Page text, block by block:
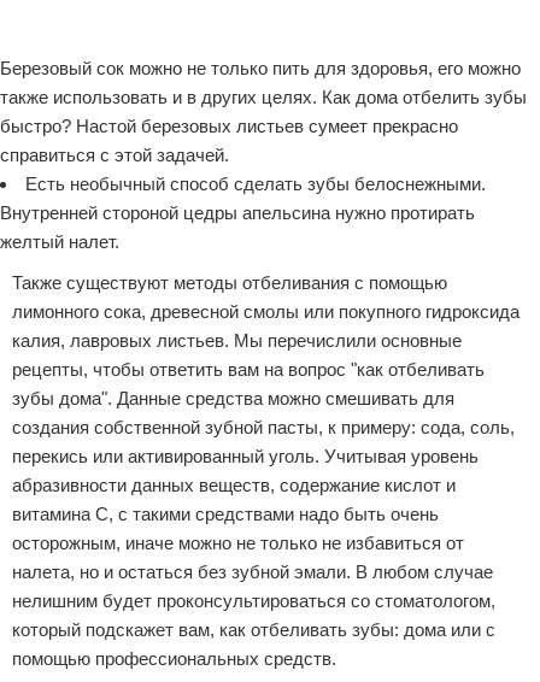
Березовый сок можно не только пить для здоровья, его можно
также использовать и в других целях. Как дома отбелить зубы
быстро? Настой березовых листьев сумеет прекрасно
справиться с этой задачей.
Есть необычный способ сделать зубы белоснежными.
Внутренней стороной цедры апельсина нужно протирать
желтый налет.
Также существуют методы отбеливания с помощью
лимонного сока, древесной смолы или покупного гидроксида
калия, лавровых листьев. Мы перечислили основные
рецепты, чтобы ответить вам на вопрос "как отбеливать
зубы дома". Данные средства можно смешивать для
создания собственной зубной пасты, к примеру: сода, соль,
перекись или активированный уголь. Учитывая уровень
абразивности данных веществ, содержание кислот и
витамина С, с такими средствами надо быть очень
осторожным, иначе можно не только не избавиться от
налета, но и остаться без зубной эмали. В любом случае
нелишним будет проконсультироваться со стоматологом,
который подскажет вам, как отбеливать зубы: дома или с
помощью профессиональных средств.